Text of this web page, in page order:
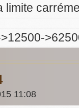
limite
11:08